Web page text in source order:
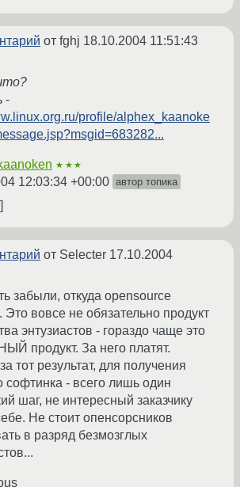
от fghj 18.10.2004 11:51:43
-
profile/alphex_kaanoke
★★★
12:03:34 +00:00 автор топика
от Selecter 17.10.2004
забыли, откуда opensource
Это вовсе не обязательно продукт
энтузиастов - гораздо чаще это
продукт. За него платят.
тот результат, для получения
софтинка - всего лишь один
шаг, не интересный заказчику
Не стоит опенсорсников
в разряд безмозглых